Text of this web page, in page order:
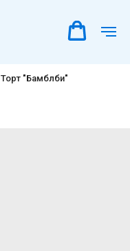
Торт "Бамблби"